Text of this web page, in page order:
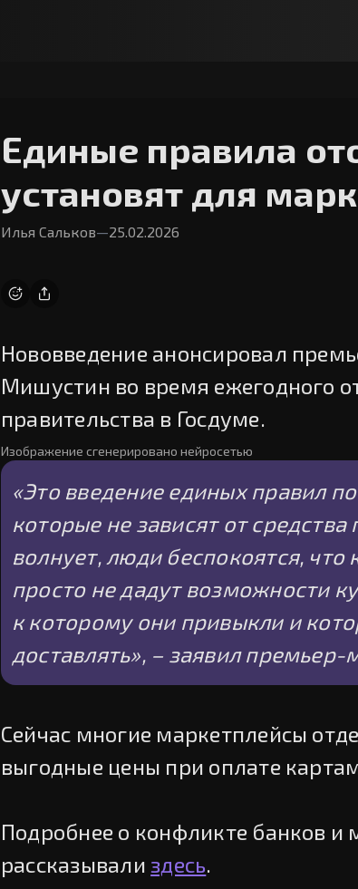
Единые правила
установят для
Илья Сальков—25.02.2026
Нововведение анонсировал
Мишустин во время ежегодного
правительства в Госдуме.
Изображение сгенерировано нейросетью
«Это введение единых правил
которые не зависят от
волнует, люди беспокоятся,
просто не дадут возможности
к которому они привыкли и
доставлять», – заявил премьер-
Сейчас многие маркетплейсы
выгодные цены при оплате
Подробнее о конфликте банков и
рассказывали здесь.